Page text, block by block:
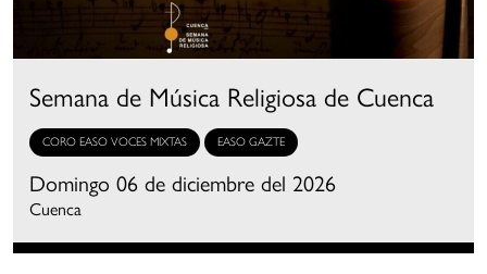
Semana de Música Religiosa de Cuenca
CORO EASO VOCES MIXTAS EASO GAZTE
Domingo 06 de diciembre del 2026
Cuenca